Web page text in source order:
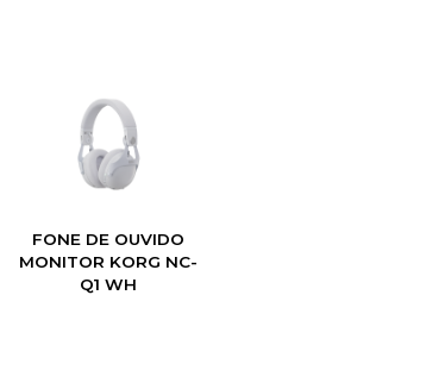
FONE DE OUVIDO
MONITOR KORG NC-
Q1 WH